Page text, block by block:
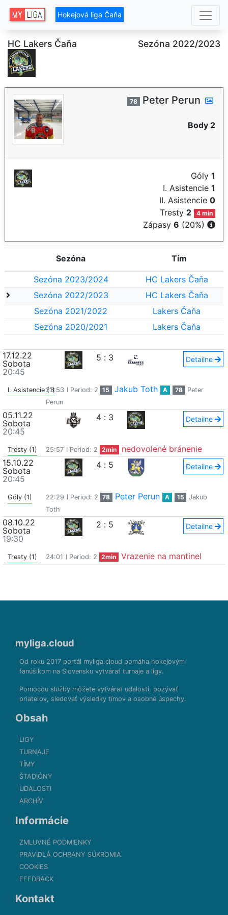
Hokejová liga Čaňa
HC Lakers Čaňa Sezóna 2022/2023
78 Peter Perun
Body 2
Góly 1
I. Asistencie 1
II. Asistencie 0
Tresty 2 4 min
Zápasy 6 (20%)
Sezóna Tím
Sezóna 2023/2024
HC Lakers Čaňa
Sezóna 2022/2023
HC Lakers Čaňa
Sezóna 2021/2022
Lakers Čaňa
Sezóna 2020/2021
Lakers Čaňa
17.12.22
Sobota
20:45
5 : 3 Detailne
I. Asistencie (1)23:53 I Period: 2 15 Jakub Toth A 78
Peter
Perun
05.11.22
Sobota
20:45
4 : 3 Detailne
Tresty (1) 25:57 I Period: 2 2min
nedovolené bránenie
15.10.22
Sobota
20:45
4 : 5 Detailne
Góly (1) 22:29 I Period: 2 78 Peter Perun A 15
Jakub
Toth
08.10.22
Sobota
19:30
2 : 5 Detailne
Tresty (1) 24:01 I Period: 2 2min Vrazenie na mantinel
myliga.cloud
Od roku 2017 portál myliga.cloud pomáha hokejovým
fanúšikom na Slovensku vytvárať turnaje a ligy.
Pomocou služby môžete vytvárať udalosti, pozývať
priateľov, sledovať výsledky tímov a osobné úspechy.
Obsah
LIGY
TURNAJE
TÍMY
ŠTADIÓNY
UDALOSTI
ARCHÍV
Informácie
ZMLUVNÉ PODMIENKY
PRAVIDLÁ OCHRANY SÚKROMIA
COOKIES
FEEDBACK
Kontakt